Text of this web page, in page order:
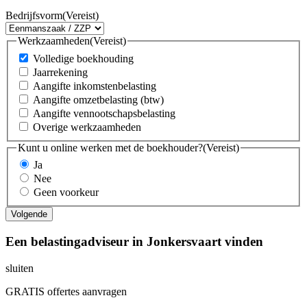
Bedrijfsvorm(Vereist)
Werkzaamheden(Vereist)
Volledige boekhouding
Jaarrekening
Aangifte inkomstenbelasting
Aangifte omzetbelasting (btw)
Aangifte vennootschapsbelasting
Overige werkzaamheden
Kunt u online werken met de boekhouder?(Vereist)
Ja
Nee
Geen voorkeur
Een belastingadviseur in Jonkersvaart vinden
sluiten
GRATIS offertes aanvragen